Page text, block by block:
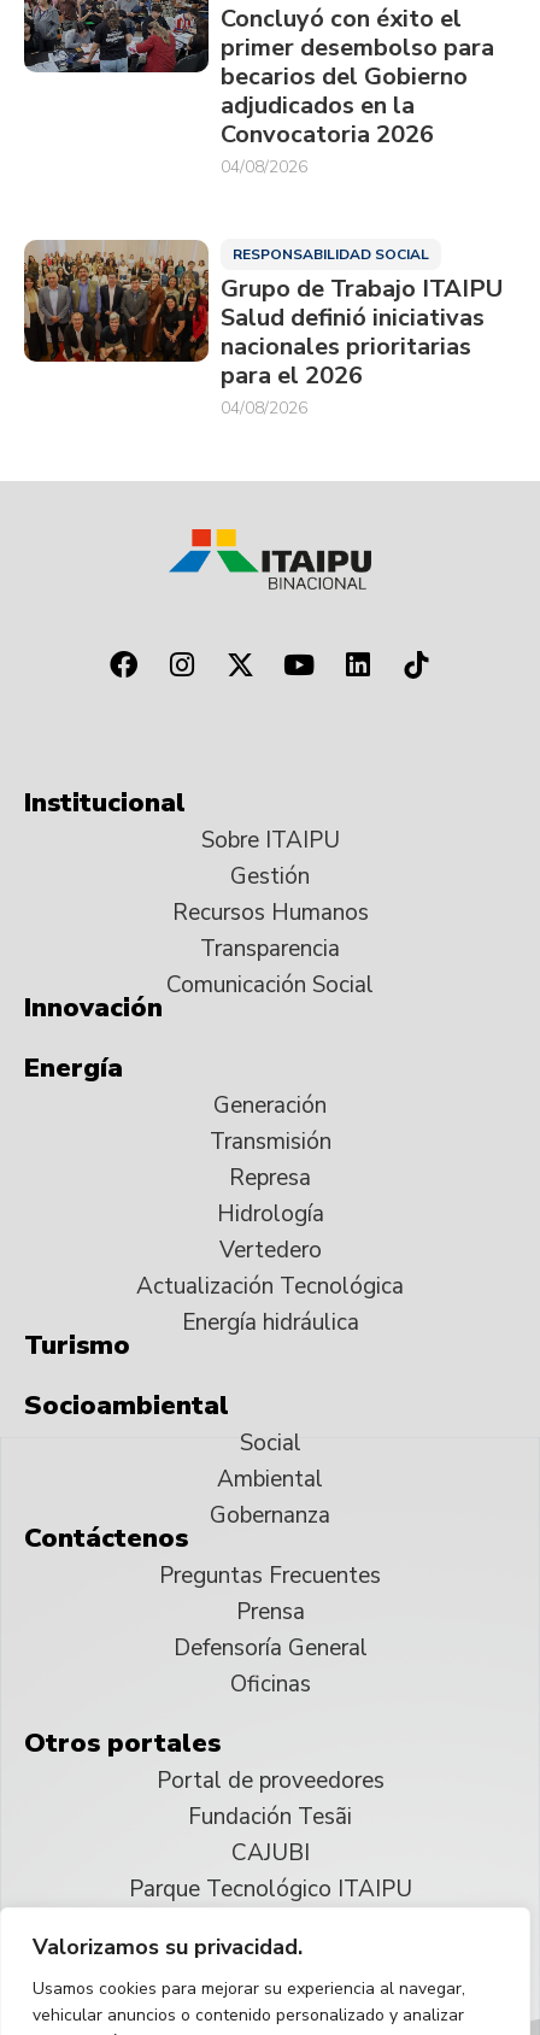
Valorizamos su privacidad.
Usamos cookies para mejorar su experiencia al navegar,
vehicular anuncios o contenido personalizado y analizar
Concluyó con éxito el
primer desembolso para
becarios del Gobierno
adjudicados en la
Convocatoria 2026
04/08/2026
RESPONSABILIDAD SOCIAL
Grupo de Trabajo ITAIPU
Salud definió iniciativas
nacionales prioritarias
para el 2026
04/08/2026
Institucional
Sobre ITAIPU
Gestión
Recursos Humanos
Transparencia
Comunicación Social
Innovación
Energía
Generación
Transmisión
Represa
Hidrología
Vertedero
Actualización Tecnológica
Energía hidráulica
Turismo
Socioambiental
Social
Ambiental
Gobernanza
Contáctenos
Preguntas Frecuentes
Prensa
Defensoría General
Oficinas
Otros portales
Portal de proveedores
Fundación Tesãi
CAJUBI
Parque Tecnológico ITAIPU
Reservados todos los derechos